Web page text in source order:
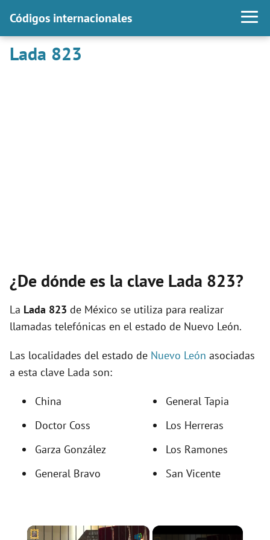
Códigos internacionales
Lada 823
¿De dónde es la clave Lada 823?
La Lada 823 de México se utiliza para realizar
llamadas telefónicas en el estado de Nuevo León.
Las localidades del estado de Nuevo León asociadas
a esta clave Lada son:
China
Doctor Coss
Garza González
General Bravo
General Tapia
Los Herreras
Los Ramones
San Vicente
×